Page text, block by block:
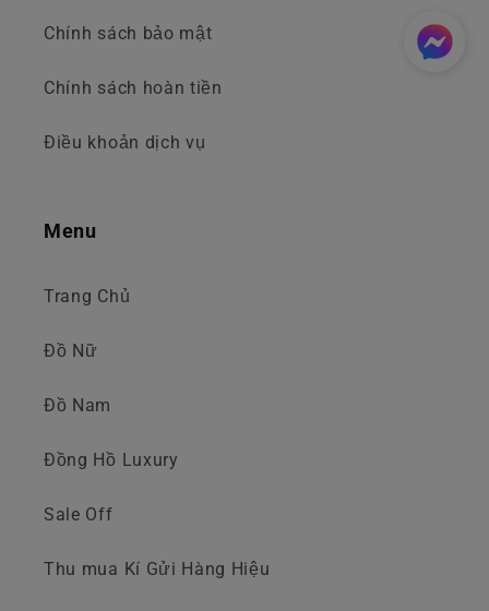
Chính sách bảo mật
Chính sách hoàn tiền
Điều khoản dịch vụ
Menu
Trang Chủ
Đồ Nữ
Đồ Nam
Đồng Hồ Luxury
Sale Off
Thu mua Kí Gửi Hàng Hiệu